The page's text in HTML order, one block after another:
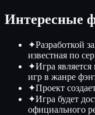
Интересные
✦Разработкой
известная по
✦Игра
игр в жанре
✦Проект
✦Игра будет
официального